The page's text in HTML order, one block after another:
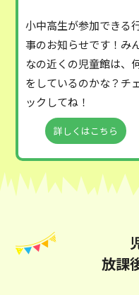
小中高生が参加できる
事のお知らせです！み
なの近くの児童館は、
をしているのかな？チ
ックしてね！
詳しくはこちら
放課